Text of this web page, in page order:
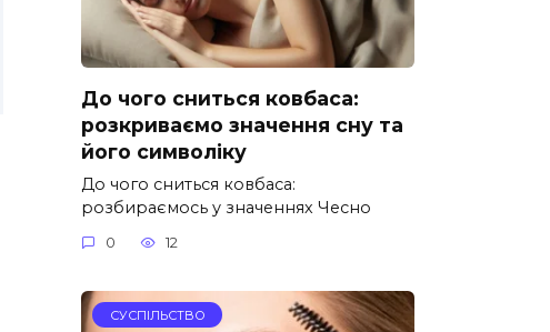
До чого сниться ковбаса:
розкриваємо значення сну та
його символіку
До чого сниться ковбаса:
розбираємось у значеннях Чесно
0 12
СУСПІЛЬСТВО